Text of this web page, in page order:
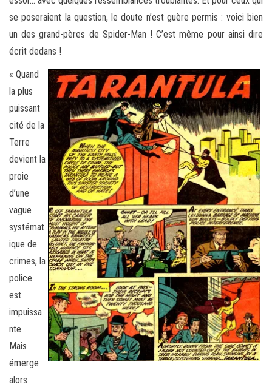
se poseraient la question, le doute n’est guère permis : voici bien
un des grand-pères de Spider-Man ! C’est même pour ainsi dire
écrit dedans !
« Quand
la plus
puissant
cité de la
Terre
devient la
proie
d’une
vague
systémat
ique de
crimes, la
police
est
impuissa
nte…
Mais
émerge
alors